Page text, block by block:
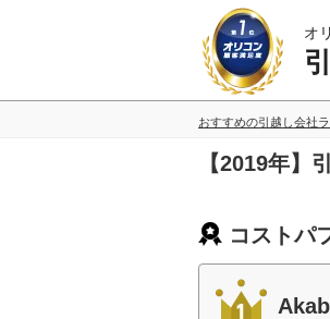
オ
おすすめの引越し会社
【2019年】
コストパ